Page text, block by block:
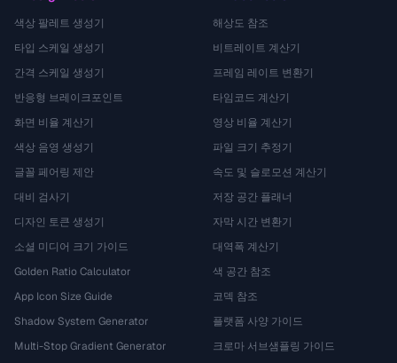
색상 팔레트 생성기
타입 스케일 생성기
간격 스케일 생성기
반응형 브레이크포인트
화면 비율 계산기
색상 음영 생성기
글꼴 페어링 제안
대비 검사기
디자인 토큰 생성기
소셜 미디어 크기 가이드
Golden Ratio Calculator
App Icon Size Guide
Shadow System Generator
Multi-Stop Gradient Generator
해상도 참조
비트레이트 계산기
프레임 레이트 변환기
타임코드 계산기
영상 비율 계산기
파일 크기 추정기
속도 및 슬로모션 계산기
저장 공간 플래너
자막 시간 변환기
대역폭 계산기
색 공간 참조
코덱 참조
플랫폼 사양 가이드
크로마 서브샘플링 가이드